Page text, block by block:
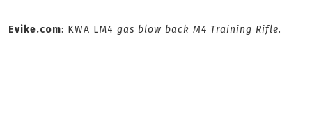
Evike.com: KWA LM4 gas blow back M4 Training Rifle.